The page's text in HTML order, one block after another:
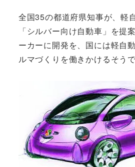
全国35の都道府県知事が、軽
「シルバー向け自動車」を提
ーカーに開発を、国には軽自
ルマづくりを働きかけるそうで